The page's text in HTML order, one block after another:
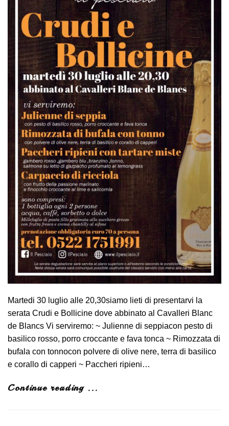
Martedi 30 luglio alle 20,30siamo lieti di presentarvi la
serata Crudi e Bollicine dove abbinato al Cavalleri Blanc
de Blancs Vi serviremo: ~ Julienne di seppiacon pesto di
basilico rosso, porro croccante e fava tonca ~ Rimozzata di
bufala con tonnocon polvere di olive nere, terra di basilico
e corallo di capperi ~ Paccheri ripieni…
Continue reading ...